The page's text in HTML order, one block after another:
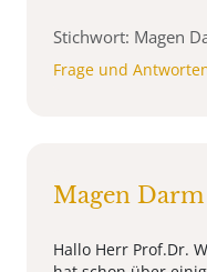
Stichwort: Magen
Frage und
Magen
Hallo Herr Prof.Dr.